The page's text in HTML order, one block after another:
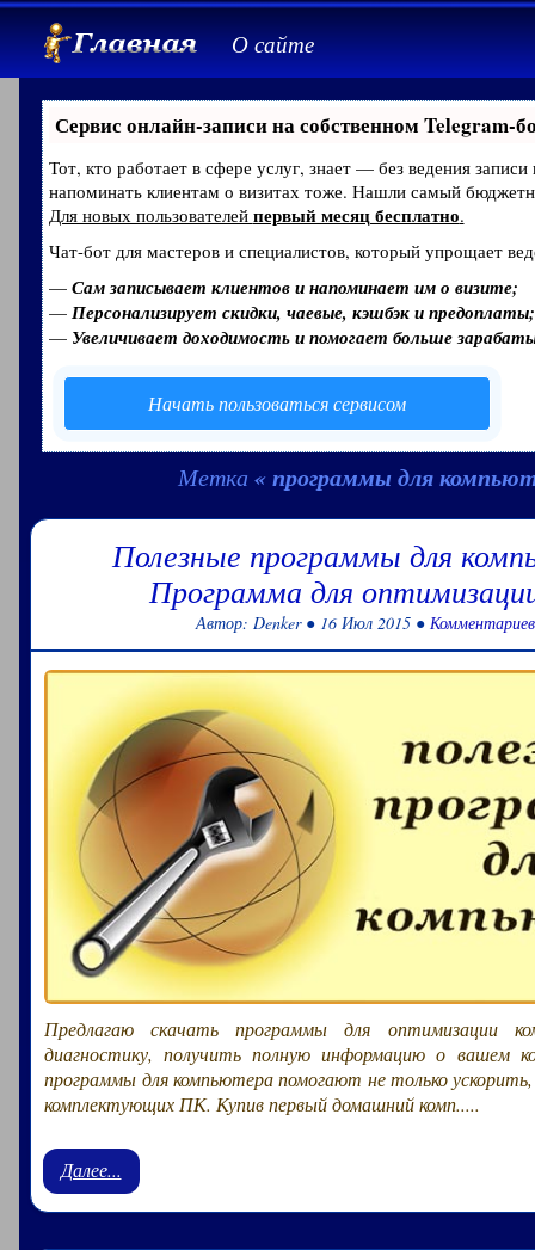
О сайте
Сервис онлайн-записи на собственном Telegram-
Тот, кто работает в сфере услуг, знает — без ведения
напоминать клиентам о визитах тоже. Нашли самый
Для новых пользователей первый месяц бесплатно.
Чат-бот для мастеров и специалистов, который упрощает
— Сам записывает клиентов и напоминает им о визите;
— Персонализирует скидки, чаевые, кэшбэк и предоплаты;
— Увеличивает доходимость и помогает больше
Начать пользоваться сервисом
Метка« программы для
Полезные программы для
Программа для
Автор: Denker ● 16 Июл 2015 ●
Предлагаю скачать программы для оптимизации
диагностику, получить полную информацию о вашем
программы для компьютера помогают не только
комплектующих ПК. Купив первый домашний комп.....
Далее...